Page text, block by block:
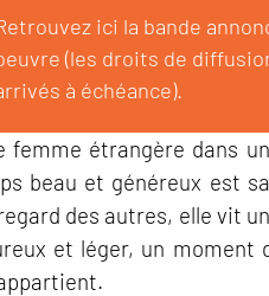
ici la bande
(les droits de
à échéance).
femme étrangère dans
beau et généreux est
des autres, elle vit
et léger, un moment